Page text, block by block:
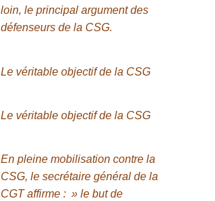
loin, le principal argument des
défenseurs de la CSG.
Le véritable objectif de la CSG
Le véritable objectif de la CSG
En pleine mobilisation contre la
CSG, le secrétaire général de la
CGT affirme : » le but de